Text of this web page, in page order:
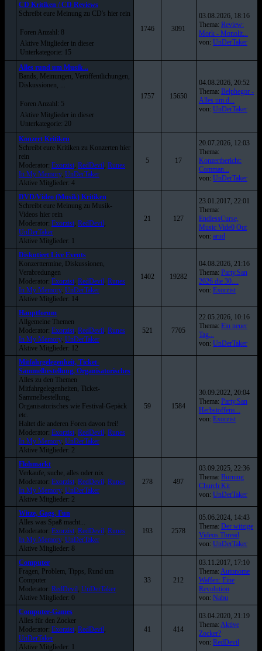
CD Kritiken / CD Reviews
Schreibt eure Meinung zu CD's hier rein
Foren Anzahl: 8
Aktive Mitglieder in dieser
Unterkategorie: 15
1746 3091
03.08.2026, 18:16
Thema: Review:
Mork - Monolit...
von: UnDerTaker
Alles rund um Musik...
Bands, Meinungen, Veröffentlichungen,
Diskussionen, ...
Foren Anzahl: 5
Aktive Mitglieder in dieser
Unterkategorie: 20
1757 15650
04.08.2026, 20:52
Thema: Belphegor -
Alles um d...
von: UnDerTaker
Konzert Kritiken
Schreibt eure Kritiken zu Konzerten hier
rein
Moderator: Exorzist, RedDevil, Runes
In My Memory, UnDerTaker
Aktive Mitglieder: 4
5 17
20.07.2026, 12:03
Thema:
Konzertbericht:
Comman...
von: UnDerTaker
DVD/Video (Musik) Kritiken
Schreibt eure Meinung zu Musik-
Videos hier rein
Moderator: Exorzist, RedDevil,
UnDerTaker
Aktive Mitglieder: 1
21 127
23.01.2017, 22:01
Thema:
EndlessCurse,
Music Vide0 Out
von: arud
Diskutiert Live Events
Konzerttermine, Diskussionen,
Verabredungen
Moderator: Exorzist, RedDevil, Runes
In My Memory, UnDerTaker
Aktive Mitglieder: 14
1402 19282
04.08.2026, 21:16
Thema: Party.San
2026 die 30....
von: Exorzist
Hauptforum
Allgemeine Themen
Moderator: Exorzist, RedDevil, Runes
In My Memory, UnDerTaker
Aktive Mitglieder: 12
521 7705
22.05.2026, 10:16
Thema: Ein neuer
Tag...
von: UnDerTaker
Mitfahrgelegenheit, Ticket-
Sammelbestellung, Organisatorisches
Alles zu den Themen
Mitfahrgelegenheiten, Ticket-
Sammelbestellung,
Organisatorisches wie Festival-Gepäck
etc.
Haltet die anderen Foren davon frei!
Moderator: Exorzist, RedDevil, Runes
In My Memory, UnDerTaker
Aktive Mitglieder: 2
59 1584
30.09.2022, 20:04
Thema: Party.San
Herbstoffens...
von: Exorzist
Flohmarkt
Verkaufe, suche, alles oder nix
Moderator: Exorzist, RedDevil, Runes
In My Memory, UnDerTaker
Aktive Mitglieder: 2
278 497
03.09.2025, 22:36
Thema: Burning
Church Kit
von: UnDerTaker
Witze, Gags, Fun
Alles was Spaß macht...
Moderator: Exorzist, RedDevil, Runes
In My Memory, UnDerTaker
Aktive Mitglieder: 8
193 2578
05.06.2024, 14:43
Thema: Der witzige
Videos Thread
von: UnDerTaker
Computer
Fragen, Problem, Tipps, Rund um
Computer
Moderator: RedDevil, UnDerTaker
Aktive Mitglieder: 0
33 212
03.11.2017, 17:10
Thema: Autonome
Waffen: Eine
Revolution
von: Nabu
Computer-Games
Alles für den Zocker
Moderator: Exorzist, RedDevil,
UnDerTaker
Aktive Mitglieder: 1
41 414
03.04.2020, 21:19
Thema: Aktive
Zocker?
von: RedDevil